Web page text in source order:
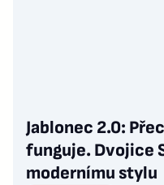
Jablonec 2.0:
funguje. Dvojice
modernímu stylu